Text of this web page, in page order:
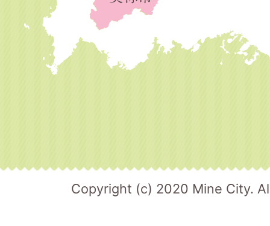
Copyright (c) 2020 Mine City.